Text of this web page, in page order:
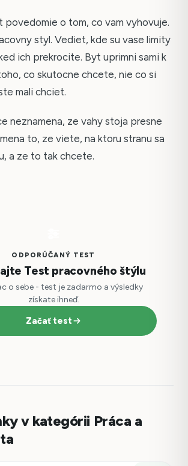
povedomie o tom, co vam vyhovuje.
styl. Vediet, kde su vase limity
ich prekrocite. Byt uprimni sami k
co skutocne chcete, nie co si
mali chciet.
neznamena, ze vahy stoja presne
to, ze viete, na ktoru stranu sa
a ze to tak chcete.
ODPORÚČANÝ TEST
Test pracovného štýlu
o sebe - test je zadarmo a výsledky
získate ihneď.
Začať test
v kategórii Práca a